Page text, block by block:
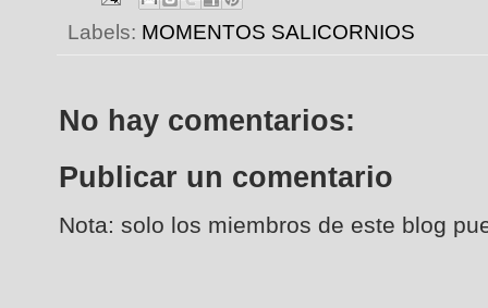
Labels: MOMENTOS SALICORNIOS
No hay comentarios:
Publicar un comentario
Nota: solo los miembros de este blog